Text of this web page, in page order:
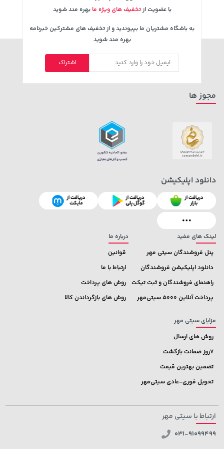
27,280,000 تومان خرید
3,079,000 تومان
339,900 تومان خرید 1,109,000 تومان
با عضویت ازتخفیف های ویژه ما بهره مند شوید
به باشگاه مشتریان ما بپیوندید و از تخفیف های مشترکین خبرنامه
بهره مند شوید
اشتراک
لینک های مفید
پنل فروشندگان سیتی مهر
دانلود اپلیکیشن فروشندگان
راهنمای فروشندگان و ثبت تیکت
پرداخت آنلاین 5000 سیتی‌مهر
درباره ما
قوانین
ارتباط با ما
روش های پرداخت
روش های بازگرداندن کالا
مزایای سیتی مهر
روش های ارسال
7روز ضمانت بازگشت
تضمین بهترین قیمت
تحویل فوری-عادی سیتی‌مهر
مجوز ها
دانلود اپلیکیشن
ارتباط با سیتی مهر
031-91099499